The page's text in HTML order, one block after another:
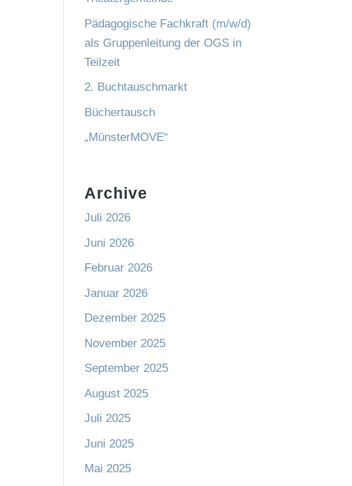
Pädagogische Fachkraft (m/w/d)
als Gruppenleitung der OGS in
Teilzeit
2. Buchtauschmarkt
Büchertausch
„MünsterMOVE“
Archive
Juli 2026
Juni 2026
Februar 2026
Januar 2026
Dezember 2025
November 2025
September 2025
August 2025
Juli 2025
Juni 2025
Mai 2025